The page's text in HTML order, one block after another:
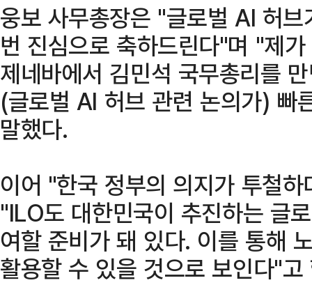
웅보 사무총장은 "글로벌 AI 허
번 진심으로 축하드린다"며 "제
제네바에서 김민석 국무총리를
(글로벌 AI 허브 관련 논의가) 빠
말했다.
이어 "한국 정부의 의지가 투철
"ILO도 대한민국이 추진하는 글
여할 준비가 돼 있다. 이를 통해
활용할 수 있을 것으로 보인다"고